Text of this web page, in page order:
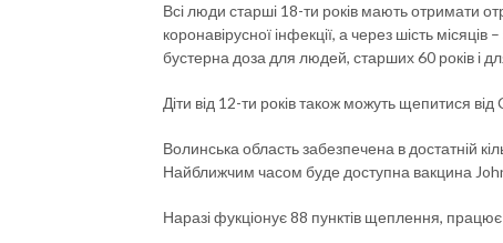
Всі люди старші 18-ти років мають отримати
коронавірусної інфекції, а через шість
бустерна доза для людей, старших 60 років і
Діти від 12-ти років також можуть щепитися
Волинська область забезпечена в достатній
Найближчим часом буде доступна вакцина
Наразі фукціонує 88 пунктів щеплення,